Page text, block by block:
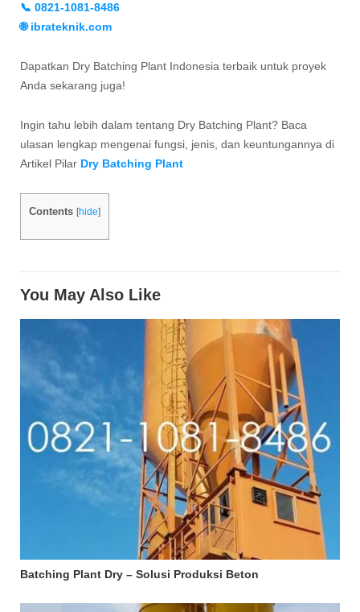
📞 0821-1081-8486
🌐 ibrateknik.com
Dapatkan Dry Batching Plant Indonesia terbaik untuk proyek
Anda sekarang juga!
Ingin tahu lebih dalam tentang Dry Batching Plant? Baca
ulasan lengkap mengenai fungsi, jenis, dan keuntungannya di
Artikel Pilar Dry Batching Plant
Contents [hide]
You May Also Like
Batching Plant Dry – Solusi Produksi Beton